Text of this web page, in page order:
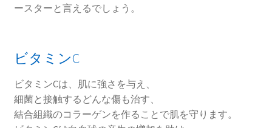
ースターと言えるでしょう。
ビタミンC
ビタミンCは、肌に強さを与え、
細菌と接触するどんな傷も治す、
結合組織のコラーゲンを作ることで肌を守ります。